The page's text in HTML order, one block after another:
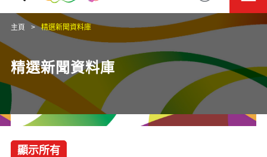
主頁 精選新聞資料庫
精選新聞資料庫
顯示所有